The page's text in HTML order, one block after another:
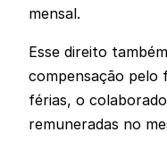
mensal.
Esse direito
compensação pelo
férias, o
remuneradas no